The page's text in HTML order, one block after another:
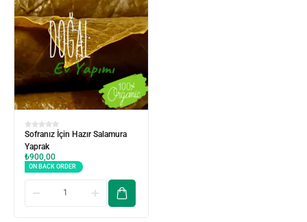
Sofranız İçin Hazır Salamura
Yaprak
₺900,00
ON BACK ORDER